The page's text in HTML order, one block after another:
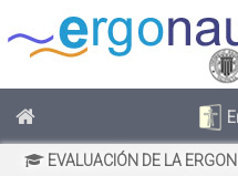
EVALUACIÓN DE LA